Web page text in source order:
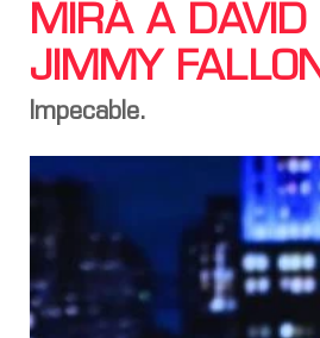
MIRÁ A DAVID
JIMMY
Impecable.